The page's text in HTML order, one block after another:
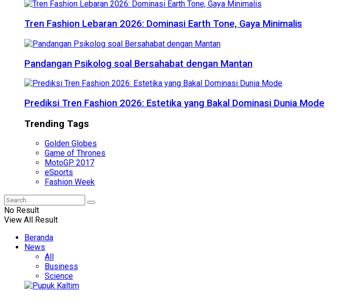
Tren Fashion Lebaran 2026: Dominasi Earth Tone, Gaya Minimalis
Pandangan Psikolog soal Bersahabat dengan Mantan
Prediksi Tren Fashion 2026: Estetika yang Bakal Dominasi Dunia Mode
Trending Tags
Golden Globes
Game of Thrones
MotoGP 2017
eSports
Fashion Week
No Result
View All Result
Beranda
News
All
Business
Science